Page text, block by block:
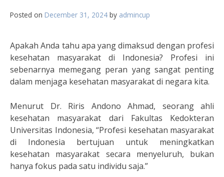
Posted on December 31, 2024 by admincup
Apakah Anda tahu apa yang dimaksud dengan profesi
kesehatan masyarakat di Indonesia? Profesi ini
sebenarnya memegang peran yang sangat penting
dalam menjaga kesehatan masyarakat di negara kita.
Menurut Dr. Riris Andono Ahmad, seorang ahli
kesehatan masyarakat dari Fakultas Kedokteran
Universitas Indonesia, “Profesi kesehatan masyarakat
di Indonesia bertujuan untuk meningkatkan
kesehatan masyarakat secara menyeluruh, bukan
hanya fokus pada satu individu saja.”